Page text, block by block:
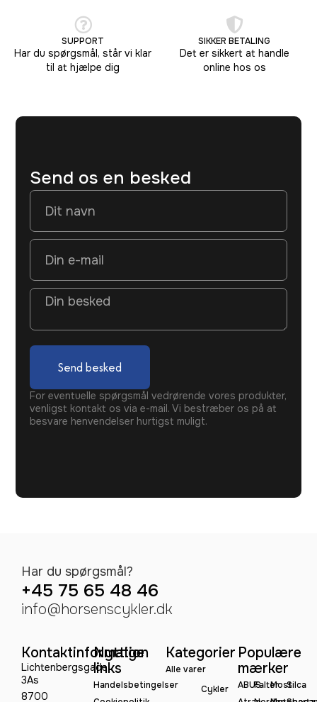
SUPPORT
Har du spørgsmål, står vi klar
til at hjælpe dig
SIKKER BETALING
Det er sikkert at handle
online hos os
Send os en besked
Send besked
For eventuelle spørgsmål vedrørende vores produkter,
venligst kontakt os via e-mail. Vi bestræber os på at
besvare henvendelser hurtigst muligt.
Har du spørgsmål?
+45 75 65 48 46
info@horsenscykler.dk
Kontaktinformation
Lichtenbergsgade
3As
8700
Nyttige
links
Handelsbetingelser
Kategorier
Alle varer
Cykler
Populære
mærker
ABUSFalterMostSilca